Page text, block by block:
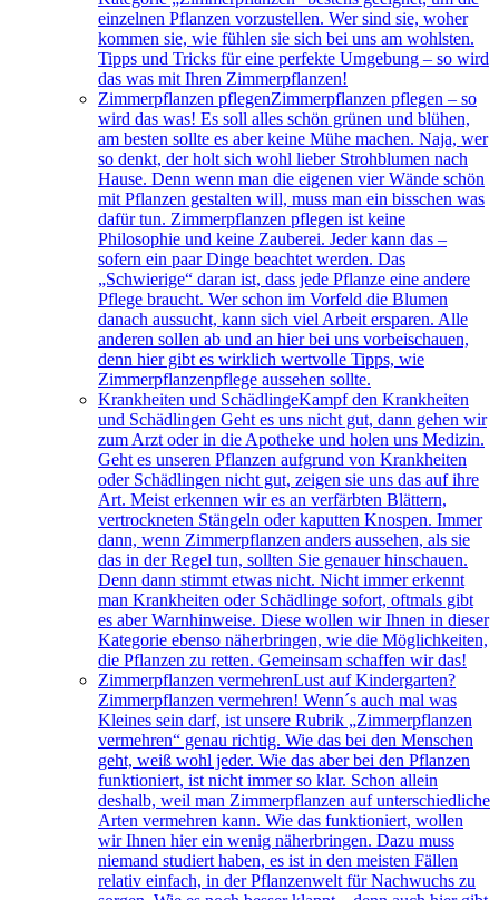
einzelnen Pflanzen vorzustellen. Wer sind sie, woher
kommen sie, wie fühlen sie sich bei uns am wohlsten.
Tipps und Tricks für eine perfekte Umgebung – so wird
das was mit Ihren Zimmerpflanzen!
Zimmerpflanzen pflegenZimmerpflanzen pflegen – so
wird das was! Es soll alles schön grünen und blühen,
am besten sollte es aber keine Mühe machen. Naja, wer
so denkt, der holt sich wohl lieber Strohblumen nach
Hause. Denn wenn man die eigenen vier Wände schön
mit Pflanzen gestalten will, muss man ein bisschen was
dafür tun. Zimmerpflanzen pflegen ist keine
Philosophie und keine Zauberei. Jeder kann das –
sofern ein paar Dinge beachtet werden. Das
„Schwierige“ daran ist, dass jede Pflanze eine andere
Pflege braucht. Wer schon im Vorfeld die Blumen
danach aussucht, kann sich viel Arbeit ersparen. Alle
anderen sollen ab und an hier bei uns vorbeischauen,
denn hier gibt es wirklich wertvolle Tipps, wie
Zimmerpflanzenpflege aussehen sollte.
Krankheiten und SchädlingeKampf den Krankheiten
und Schädlingen Geht es uns nicht gut, dann gehen wir
zum Arzt oder in die Apotheke und holen uns Medizin.
Geht es unseren Pflanzen aufgrund von Krankheiten
oder Schädlingen nicht gut, zeigen sie uns das auf ihre
Art. Meist erkennen wir es an verfärbten Blättern,
vertrockneten Stängeln oder kaputten Knospen. Immer
dann, wenn Zimmerpflanzen anders aussehen, als sie
das in der Regel tun, sollten Sie genauer hinschauen.
Denn dann stimmt etwas nicht. Nicht immer erkennt
man Krankheiten oder Schädlinge sofort, oftmals gibt
es aber Warnhinweise. Diese wollen wir Ihnen in dieser
Kategorie ebenso näherbringen, wie die Möglichkeiten,
die Pflanzen zu retten. Gemeinsam schaffen wir das!
Zimmerpflanzen vermehrenLust auf Kindergarten?
Zimmerpflanzen vermehren! Wenn´s auch mal was
Kleines sein darf, ist unsere Rubrik „Zimmerpflanzen
vermehren“ genau richtig. Wie das bei den Menschen
geht, weiß wohl jeder. Wie das aber bei den Pflanzen
funktioniert, ist nicht immer so klar. Schon allein
deshalb, weil man Zimmerpflanzen auf unterschiedliche
Arten vermehren kann. Wie das funktioniert, wollen
wir Ihnen hier ein wenig näherbringen. Dazu muss
niemand studiert haben, es ist in den meisten Fällen
relativ einfach, in der Pflanzenwelt für Nachwuchs zu